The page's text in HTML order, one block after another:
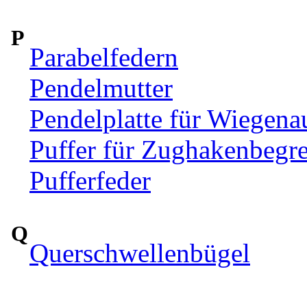
P
Parabelfedern
Pendelmutter
Pendelplatte für
Puffer für
Pufferfeder
Q
Querschwellenbügel